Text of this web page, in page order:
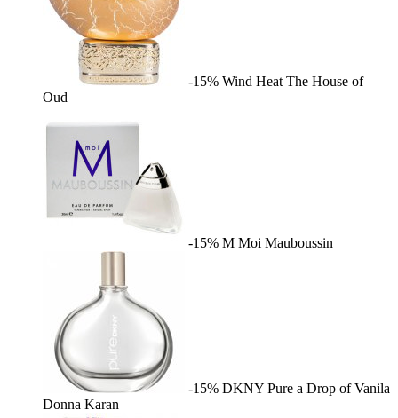
-15% Wind Heat The House of
Oud
-15% M Moi Mauboussin
-15% DKNY Pure a Drop of Vanila
Donna Karan